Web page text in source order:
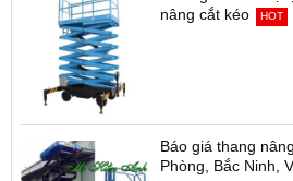
nâng cắt kéo
HOT
Báo giá thang
Phòng, Bắc Ninh,